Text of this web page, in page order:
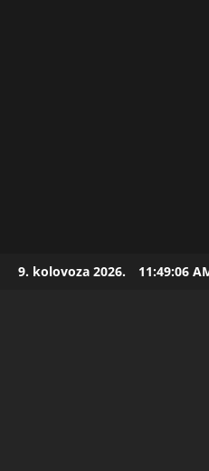
Skip9. kolovoza 2026. 11:49:07